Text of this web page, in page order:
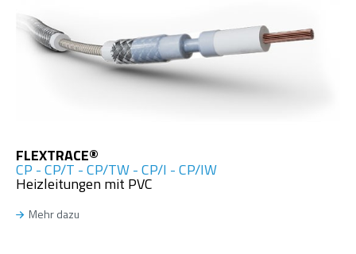
FLEXTRACE®
CP - CP/T - CP/TW - CP/I - CP/IW
Heizleitungen mit PVC
Mehr dazu